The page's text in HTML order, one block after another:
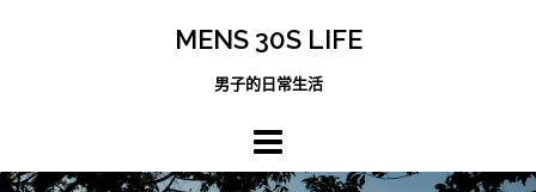
MENS 30S LIFE
男子的日常生活